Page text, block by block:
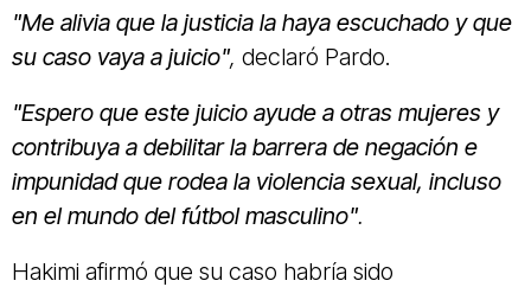
"Me alivia que la justicia la haya escuchado y que
su caso vaya a juicio", declaró Pardo.
"Espero que este juicio ayude a otras mujeres y
contribuya a debilitar la barrera de negación e
impunidad que rodea la violencia sexual, incluso
en el mundo del fútbol masculino".
Hakimi afirmó que su caso habría sido